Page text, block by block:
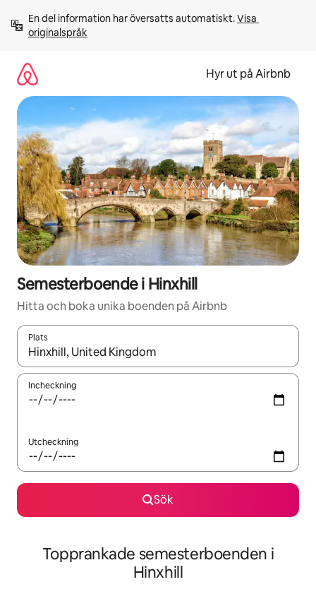
innehåll
En del information har översatts automatiskt. Visa
originalspråk
Hyr ut på Airbnb
Semesterboende i Hinxhill
Hitta och boka unika boenden på Airbnb
Plats
När resultaten är tillgängliga kan du navigera med upp- och
Incheckning
Utcheckning
Sök
Topprankade semesterboenden i
Hinxhill